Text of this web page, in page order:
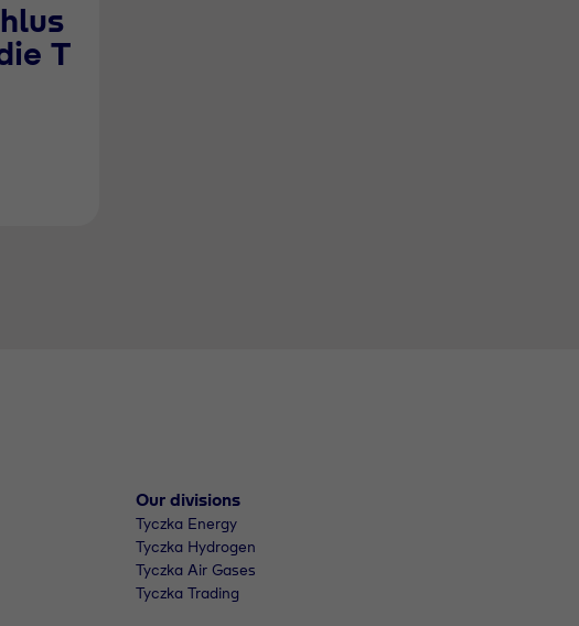
T
Our divisions
Tyczka Energy
Tyczka Hydrogen
Tyczka Air Gases
Tyczka Trading